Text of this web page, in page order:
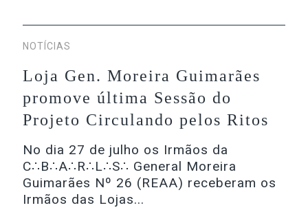
NOTÍCIAS
Loja Gen. Moreira Guimarães
promove última Sessão do
Projeto Circulando pelos Ritos
No dia 27 de julho os Irmãos da
C∴B∴A∴R∴L∴S∴ General Moreira
Guimarães Nº 26 (REAA) receberam os
Irmãos das Lojas...